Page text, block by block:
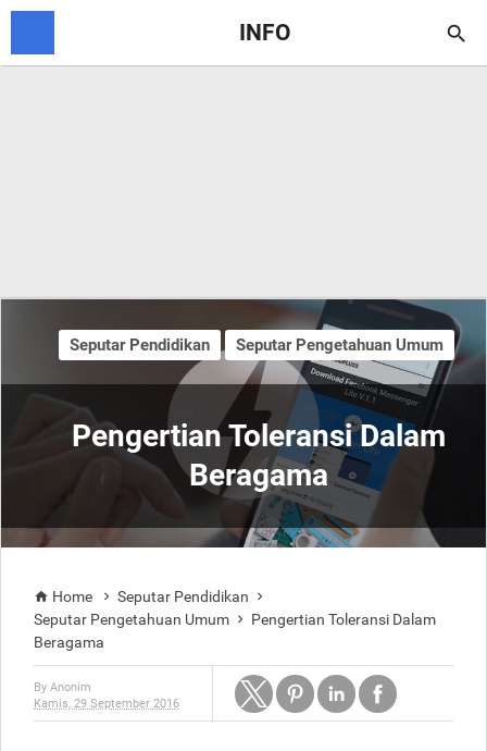
INFO 
Pengertian Toleransi Dalam
Beragama
Seputar Pendidikan Seputar Pengetahuan Umum
 Home  Seputar Pendidikan 
Seputar Pengetahuan Umum 
Pengertian Toleransi Dalam
Beragama
By Anonim
Kamis, 29 September 2016